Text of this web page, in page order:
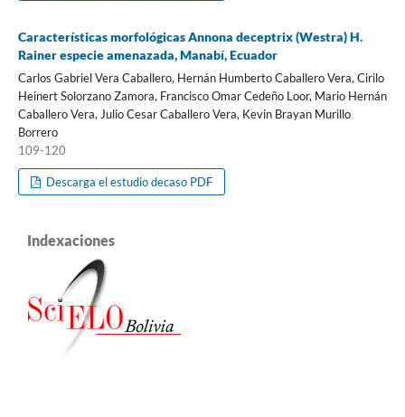
Características morfológicas Annona deceptrix (Westra) H.
Rainer especie amenazada, Manabí, Ecuador
Carlos Gabriel Vera Caballero, Hernán Humberto Caballero Vera, Cirilo
Heinert Solorzano Zamora, Francisco Omar Cedeño Loor, Mario Hernán
Caballero Vera, Julio Cesar Caballero Vera, Kevin Brayan Murillo
Borrero
109-120
Descarga el estudio decaso PDF
Indexaciones